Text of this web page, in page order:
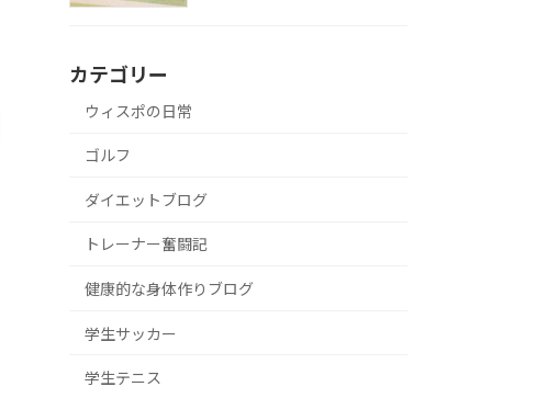
カテゴリー
ウィスポの日常
ゴルフ
ダイエットブログ
トレーナー奮闘記
健康的な身体作りブログ
学生サッカー
学生テニス